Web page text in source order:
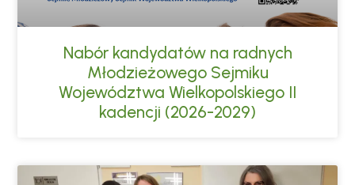
Nabór kandydatów na radnych
Młodzieżowego Sejmiku
Województwa Wielkopolskiego II
kadencji (2026-2029)